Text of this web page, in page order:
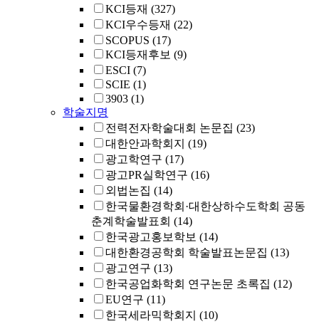
KCI등재 (327)
KCI우수등재 (22)
SCOPUS (17)
KCI등재후보 (9)
ESCI (7)
SCIE (1)
3903 (1)
학술지명
전력전자학술대회 논문집 (23)
대한안과학회지 (19)
광고학연구 (17)
광고PR실학연구 (16)
외법논집 (14)
한국물환경학회·대한상하수도학회 공동
춘계학술발표회 (14)
한국광고홍보학보 (14)
대한환경공학회 학술발표논문집 (13)
광고연구 (13)
한국공업화학회 연구논문 초록집 (12)
EU연구 (11)
한국세라믹학회지 (10)